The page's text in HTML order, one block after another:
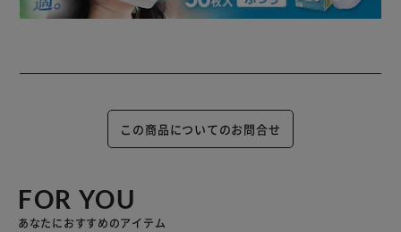
この商品についてのお問合せ
FOR YOU
あなたにおすすめのアイテム